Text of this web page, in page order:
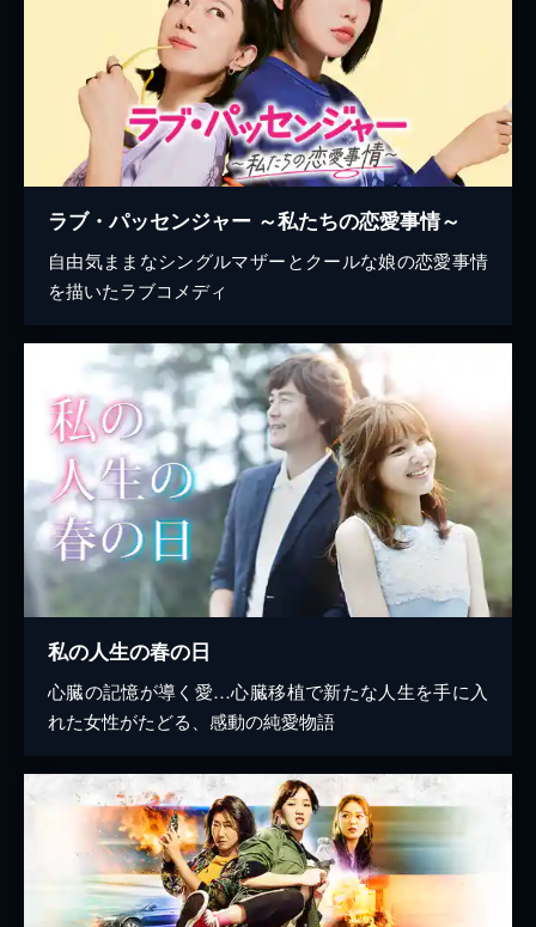
ラブ・パッセンジャー ～私たちの恋愛事情～
自由気ままなシングルマザーとクールな娘の恋愛事情
を描いたラブコメディ
私の人生の春の日
心臓の記憶が導く愛…心臓移植で新たな人生を手に入
れた女性がたどる、感動の純愛物語